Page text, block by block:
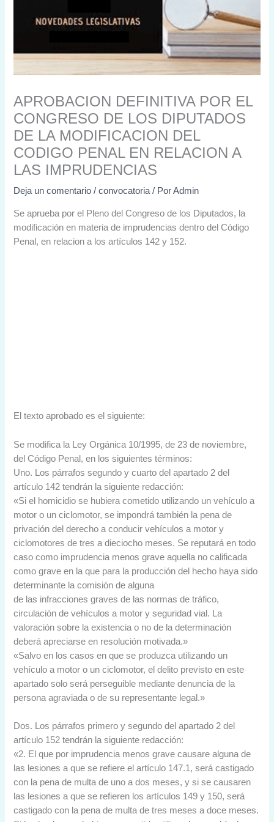
APROBACION DEFINITIVA POR EL
CONGRESO DE LOS DIPUTADOS
DE LA MODIFICACION DEL
CODIGO PENAL EN RELACION A
LAS IMPRUDENCIAS
Deja un comentario /convocatoria / PorAdmin
Se aprueba por el Pleno del Congreso de los Diputados, la
modificación en materia de imprudencias dentro del Código
Penal, en relacion a los artículos 142 y 152.
El texto aprobado es el siguiente:
Se modifica la Ley Orgánica 10/1995, de 23 de noviembre,
del Código Penal, en los siguientes términos:
Uno. Los párrafos segundo y cuarto del apartado 2 del
artículo 142 tendrán la siguiente redacción:
«Si el homicidio se hubiera cometido utilizando un vehículo a
motor o un ciclomotor, se impondrá también la pena de
privación del derecho a conducir vehículos a motor y
ciclomotores de tres a dieciocho meses. Se reputará en todo
caso como imprudencia menos grave aquella no calificada
como grave en la que para la producción del hecho haya sido
determinante la comisión de alguna
de las infracciones graves de las normas de tráfico,
circulación de vehículos a motor y seguridad vial. La
valoración sobre la existencia o no de la determinación
deberá apreciarse en resolución motivada.»
«Salvo en los casos en que se produzca utilizando un
vehículo a motor o un ciclomotor, el delito previsto en este
apartado solo será perseguible mediante denuncia de la
persona agraviada o de su representante legal.»
Dos. Los párrafos primero y segundo del apartado 2 del
artículo 152 tendrán la siguiente redacción:
«2. El que por imprudencia menos grave causare alguna de
las lesiones a que se refiere el artículo 147.1, será castigado
con la pena de multa de uno a dos meses, y si se causaren
las lesiones a que se refieren los artículos 149 y 150, será
castigado con la pena de multa de tres meses a doce meses.